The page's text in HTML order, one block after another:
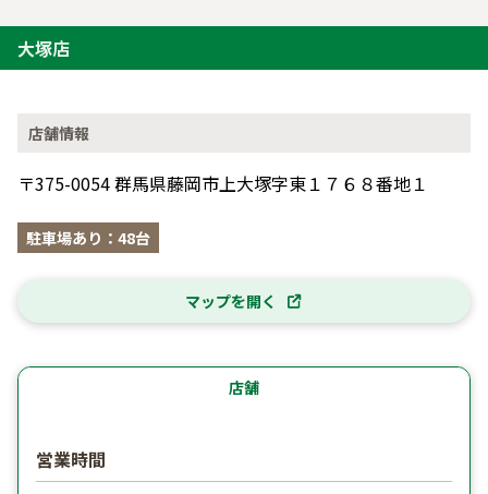
大塚店
店舗情報
〒375-0054 群馬県藤岡市上大塚字東１７６８番地１
駐車場あり：48台
マップを開く
店舗
営業時間